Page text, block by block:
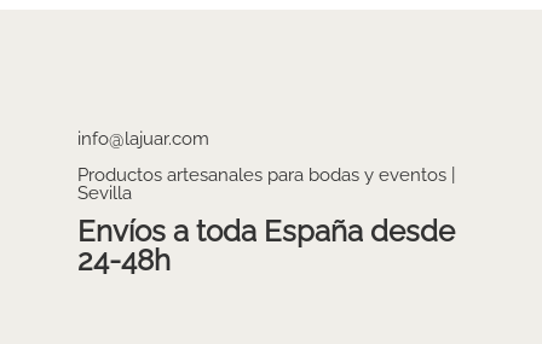
info@lajuar.com
Productos artesanales para bodas y eventos |
Sevilla
Envíos a toda España desde
24-48h